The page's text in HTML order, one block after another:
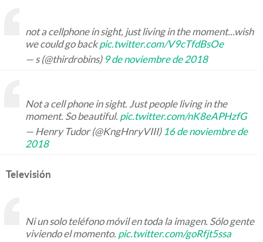
not a cellphone in sight, just living in the moment...wish
we could go backpic.twitter.com/V9cTfdBsOe
— s (@thirdrobins) 9 de noviembre de 2018
Not a cell phone in sight. Just people living in the
moment. So beautiful. pic.twitter.com/nK8eAPHzfG
— Henry Tudor (@KngHnryVIII) 16 de noviembre de
2018
Televisión
Ni un solo teléfono móvil en toda la imagen. Sólo gente
viviendo el momento. pic.twitter.com/goRfjt5ssa